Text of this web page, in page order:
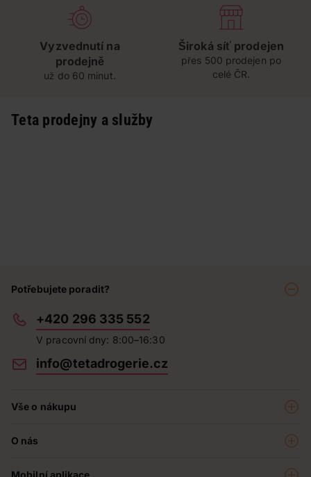
Vyzvednutí na
prodejně
už do 60 minut.
Široká síť prodejen
přes 500 prodejen po
celé ČR.
Teta prodejny a služby
Potřebujete poradit?
+420 296 335 552
V pracovní dny: 8:00–16:30
info@tetadrogerie.cz
Vše o nákupu
Prodejny
O nás
Mobilní aplikace